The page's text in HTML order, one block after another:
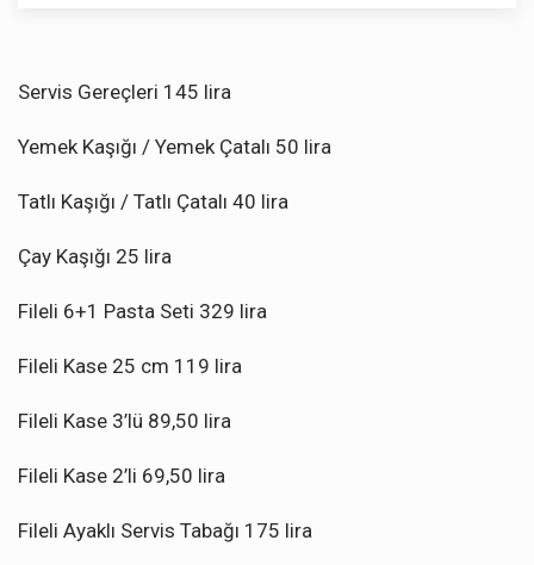
Servis Gereçleri 145 lira
Yemek Kaşığı / Yemek Çatalı 50 lira
Tatlı Kaşığı / Tatlı Çatalı 40 lira
Çay Kaşığı 25 lira
Fileli 6+1 Pasta Seti 329 lira
Fileli Kase 25 cm 119 lira
Fileli Kase 3’lü 89,50 lira
Fileli Kase 2’li 69,50 lira
Fileli Ayaklı Servis Tabağı 175 lira